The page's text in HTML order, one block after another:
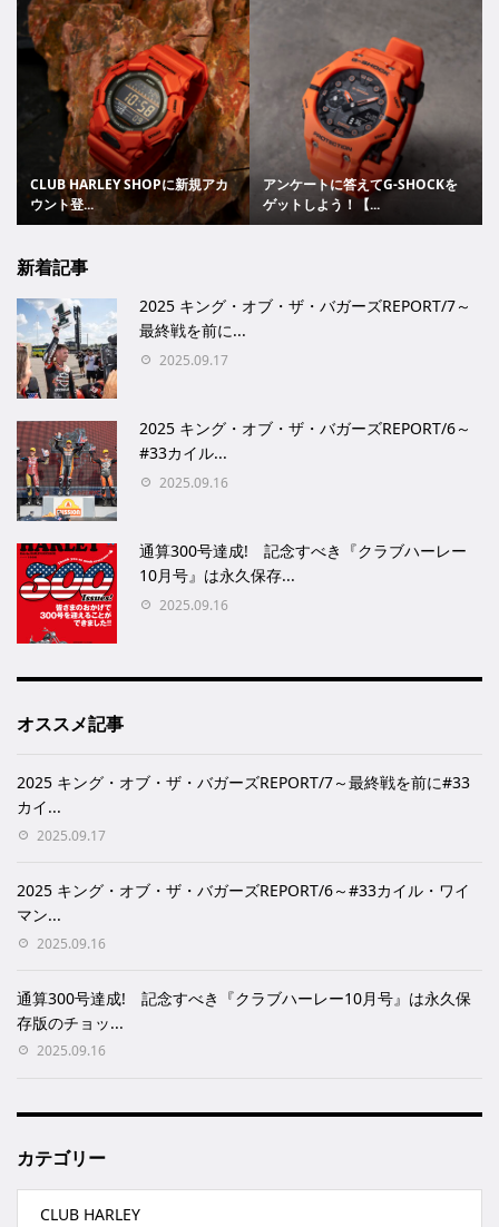
CLUB HARLEY SHOPに新規アカ
ウント登...
アンケートに答えてG-SHOCKを
ゲットしよう！【...
新着記事
2025 キング・オブ・ザ・バガーズREPORT/7～
最終戦を前に...
2025.09.17
2025 キング・オブ・ザ・バガーズREPORT/6～
#33カイル...
2025.09.16
通算300号達成! 記念すべき『クラブハーレー
10月号』は永久保存...
2025.09.16
オススメ記事
2025 キング・オブ・ザ・バガーズREPORT/7～最終戦を前に#33
カイ...
2025.09.17
2025 キング・オブ・ザ・バガーズREPORT/6～#33カイル・ワイ
マン...
2025.09.16
通算300号達成! 記念すべき『クラブハーレー10月号』は永久保
存版のチョッ...
2025.09.16
カテゴリー
CLUB HARLEY